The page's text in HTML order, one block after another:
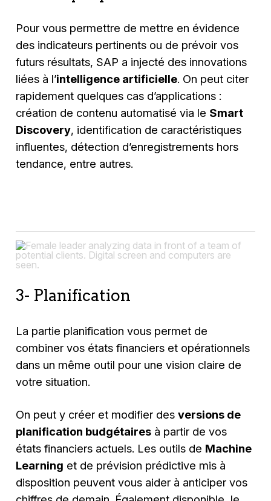
Pour vous permettre de mettre en évidence
des indicateurs pertinents ou de prévoir vos
futurs résultats, SAP a injecté des innovations
liées à l’intelligence artificielle. On peut citer
rapidement quelques cas d’applications :
création de contenu automatisé via le Smart
Discovery, identification de caractéristiques
influentes, détection d’enregistrements hors
tendance, entre autres.
3- Planification
La partie planification vous permet de
combiner vos états financiers et opérationnels
dans un même outil pour une vision claire de
votre situation.
On peut y créer et modifier desversions de
planification budgétaires à partir de vos
états financiers actuels. Les outils de Machine
Learning et de prévision prédictive mis à
disposition peuvent vous aider à anticiper vos